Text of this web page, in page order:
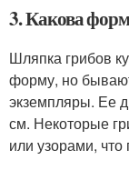
3. Какова
Шляпка грибов
форму, но
экземпляры. Ее
см. Некоторые
или узорами,